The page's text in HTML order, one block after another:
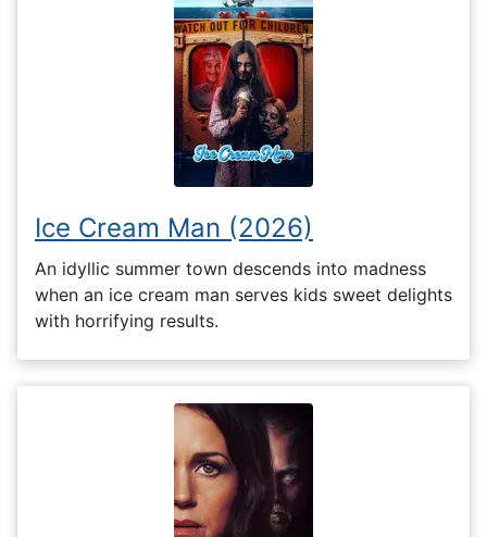
Ice Cream Man (2026)
An idyllic summer town descends into madness
when an ice cream man serves kids sweet delights
with horrifying results.